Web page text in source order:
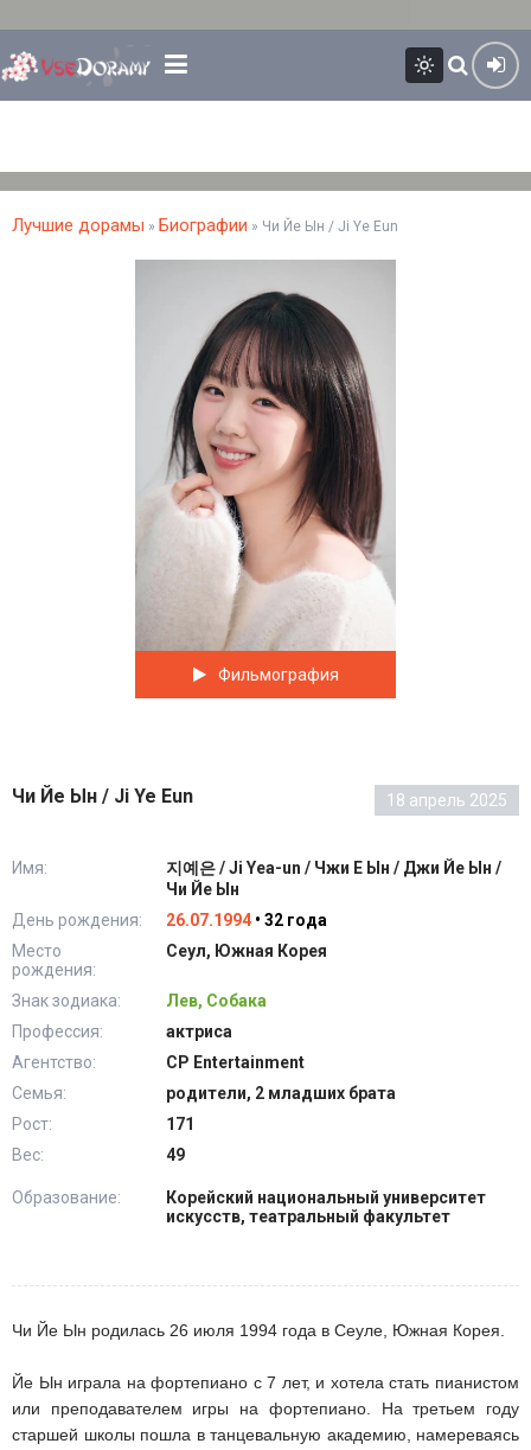
Лучшие дорамы » Биографии » Чи Йе Ын / Ji Ye Eun
Фильмография
Чи Йе Ын / Ji Ye Eun 18 апрель 2025
Имя:
지예은 / Ji Yea-un / Чжи Е Ын / Джи Йе Ын /
Чи Йе Ын
День рождения:
26.07.1994 • 32 года
Место
рождения:
Сеул, Южная Корея
Знак зодиака:
Лев, Собака
Профессия:
актриса
Агентство:
CP Entertainment
Семья:
родители, 2 младших брата
Рост:
171
Вес:
49
Образование:
Корейский национальный университет
искусств, театральный факультет
Чи Йе Ын родилась 26 июля 1994 года в Сеуле, Южная Корея.
Йе Ын играла на фортепиано с 7 лет, и хотела стать пианистом
или преподавателем игры на фортепиано. На третьем году
старшей школы пошла в танцевальную академию, намереваясь